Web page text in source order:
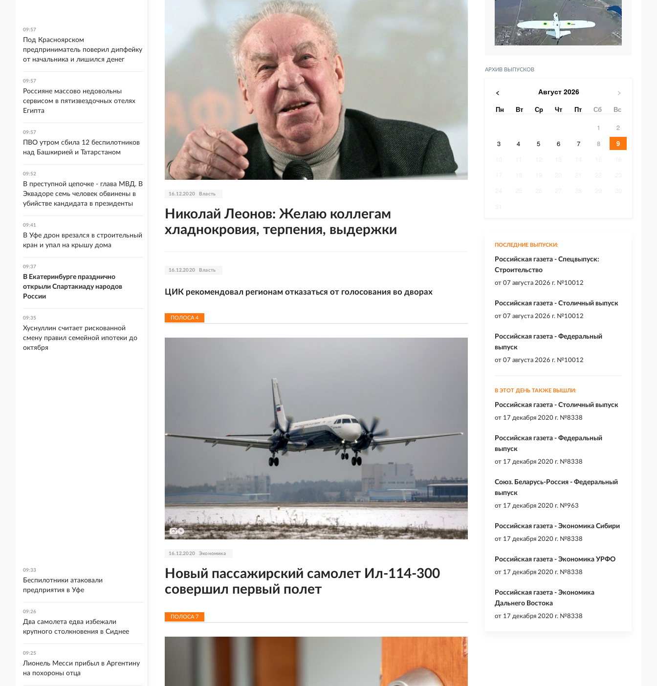
16.12.2020 Власть
Николай Леонов: Желаю коллегам
хладнокровия, терпения, выдержки
16.12.2020 Власть
ЦИК рекомендовал регионам отказаться от голосования во дворах
ПОЛОСА 4
16.12.2020 Экономика
Новый пассажирский самолет Ил-114-300
совершил первый полет
ПОЛОСА 7
АРХИВ ВЫПУСКОВ
< Август 2026 >
Пн Вт Ср Чт Пт Сб
Вс
1
2
3
4 5 6 7 8
9
ПОСЛЕДНИЕ ВЫПУСКИ:
Российская газета - Спецвыпуск:
Строительство
от 07 августа 2026 г. №10012
Российская газета - Столичный выпуск
от 07 августа 2026 г. №10012
Российская газета - Федеральный
выпуск
от 07 августа 2026 г. №10012
В ЭТОТ ДЕНЬ ТАКЖЕ ВЫШЛИ:
Российская газета - Столичный выпуск
от 17 декабря 2020 г. №8338
Российская газета - Федеральный
выпуск
от 17 декабря 2020 г. №8338
Союз. Беларусь-Россия - Федеральный
выпуск
от 17 декабря 2020 г. №963
Российская газета - Экономика Сибири
от 17 декабря 2020 г. №8338
Российская газета - Экономика УРФО
от 17 декабря 2020 г. №8338
Российская газета - Экономика
Дальнего Востока
от 17 декабря 2020 г. №8338
09:57
Под Красноярском
предприниматель поверил дипфейку
от начальника и лишился денег
09:57
Россияне массово недовольны
сервисом в пятизвездочных отелях
Египта
09:57
ПВО утром сбила 12 беспилотников
над Башкирией и Татарстаном
09:52
В преступной цепочке - глава МВД. В
Эквадоре семь человек обвинены в
убийстве кандидата в президенты
09:41
В Уфе дрон врезался в строительный
кран и упал на крышу дома
09:37
В Екатеринбурге празднично
открыли Спартакиаду народов
России
09:35
Хуснуллин считает рискованной
смену правил семейной ипотеки до
октября
09:33
Беспилотники атаковали
предприятия в Уфе
09:26
Два самолета едва избежали
крупного столкновения в Сиднее
09:25
Лионель Месси прибыл в Аргентину
на похороны отца